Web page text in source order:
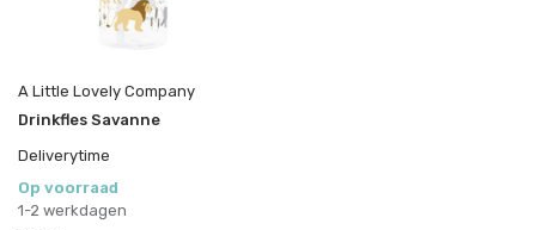
A Little Lovely Company
Drinkfles Savanne
Deliverytime
Op voorraad
1-2 werkdagen